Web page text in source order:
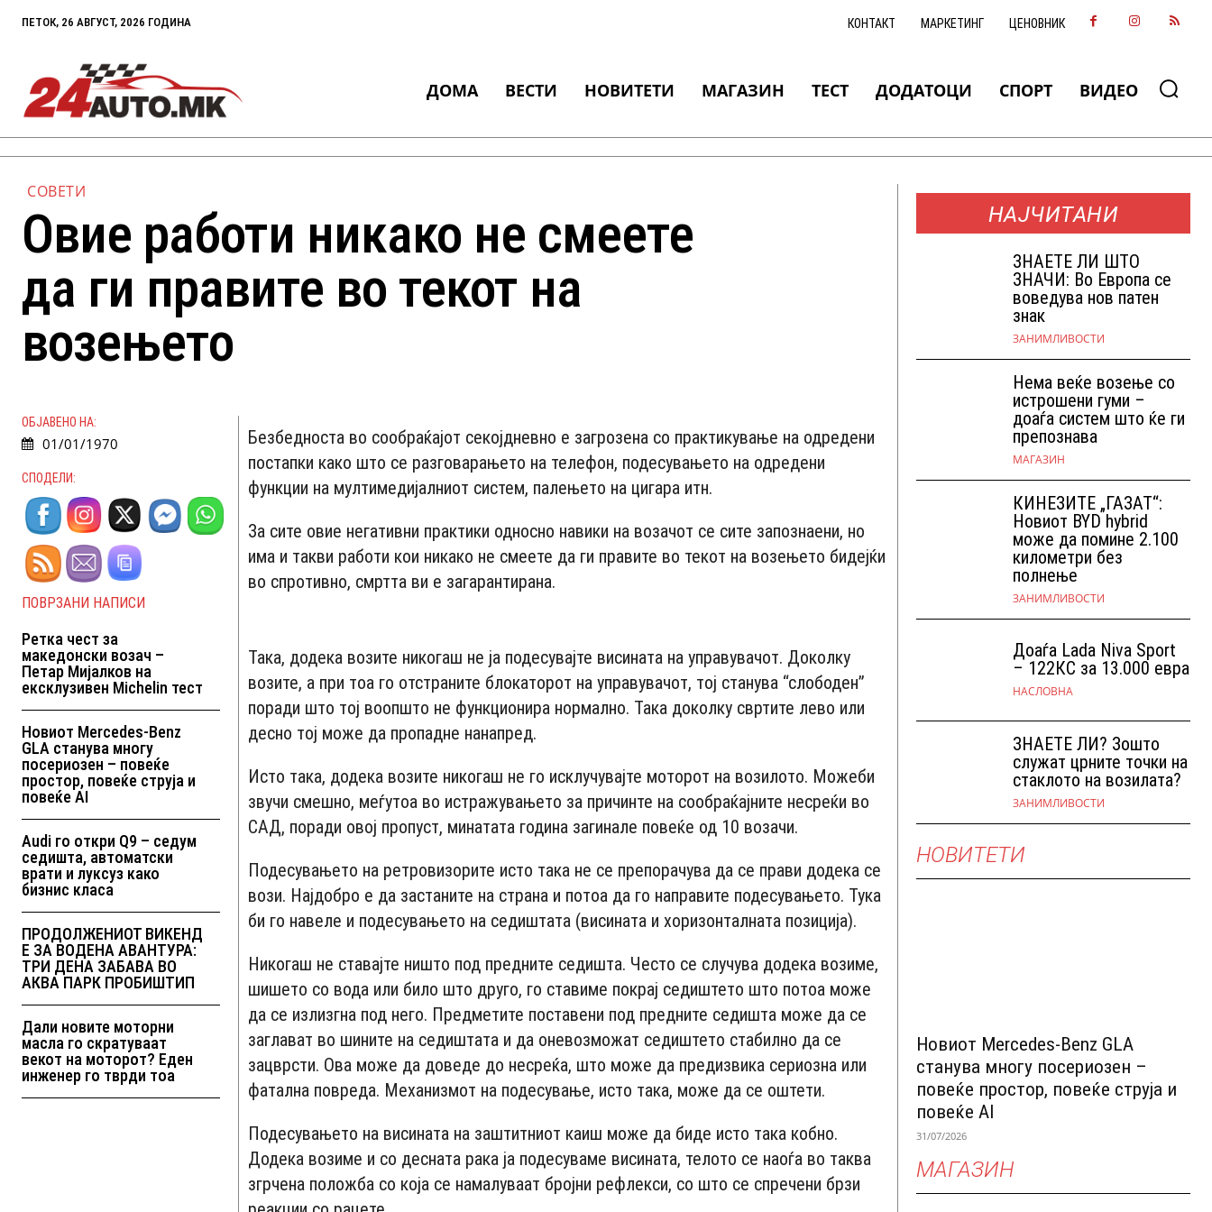
ПЕТОК, 26 АВГУСТ, 2026 ГОДИНА КОНТАКТ МАРКЕТИНГ ЦЕНОВНИК
ДОМА ВЕСТИ НОВИТЕТИ МАГАЗИН ТЕСТ ДОДАТОЦИ СПОРТ ВИДЕО
СОВЕТИ
Овие работи никако не смеете
да ги правите во текот на
возењето
ОБЈАВЕНО НА:
01/01/1970
СПОДЕЛИ:
ПОВРЗАНИ НАПИСИ
Ретка чест за
македонски возач –
Петар Мијалков на
ексклузивен Michelin тест
Новиот Mercedes-Benz
GLA станува многу
посериозен – повеќе
простор, повеќе струја и
повеќе AI
Audi го откри Q9 – седум
седишта, автоматски
врати и луксуз како
бизнис класа
ПРОДОЛЖЕНИОТ ВИКЕНД
Е ЗА ВОДЕНА АВАНТУРА:
ТРИ ДЕНА ЗАБАВА ВО
АКВА ПАРК ПРОБИШТИП
Дали новите моторни
масла го скратуваат
векот на моторот? Еден
инженер го тврди тоа
Безбедноста во сообраќајот секојдневно е загрозена со практикување на одредени
постапки како што се разговарањето на телефон, подесувањето на одредени
функции на мултимедијалниот систем, палењето на цигара итн.
За сите овие негативни практики односно навики на возачот се сите запознаени, но
има и такви работи кои никако не смеете да ги правите во текот на возењето бидејќи
во спротивно, смртта ви е загарантирана.
Така, додека возите никогаш не ја подесувајте висината на управувачот. Доколку
возите, а при тоа го отстраните блокаторот на управувачот, тој станува “слободен”
поради што тој воопшто не функционира нормално. Така доколку свртите лево или
десно тој може да пропадне нанапред.
Исто така, додека возите никогаш не го исклучувајте моторот на возилото. Можеби
звучи смешно, меѓутоа во истражувањето за причинте на сообраќајните несреќи во
САД, поради овој пропуст, минатата година загинале повеќе од 10 возачи.
Подесувањето на ретровизорите исто така не се препорачува да се прави додека се
вози. Најдобро е да застаните на страна и потоа да го направите подесувањето. Тука
би го навеле и подесувањето на седиштата (висината и хоризонталната позиција).
Никогаш не ставајте ништо под предните седишта. Често се случува додека возиме,
шишето со вода или било што друго, го ставиме покрај седиштето што потоа може
да се излизгна под него. Предметите поставени под предните седишта може да се
заглават во шините на седиштата и да оневозможат седиштето стабилно да се
зацврсти. Ова може да доведе до несреќа, што може да предизвика сериозна или
фатална повреда. Механизмот на подесување, исто така, може да се оштети.
Подесувањето на висината на заштитниот каиш може да биде исто така кобно.
Додека возиме и со десната рака ја подесуваме висината, телото се наоѓа во таква
згрчена положба со која се намалуваат бројни рефлекси, со што се спречени брзи
НАЈЧИТАНИ
ЗНАEТЕ ЛИ ШТО
ЗНАЧИ: Во Европа се
воведува нов патен
знак
ЗАНИМЛИВОСТИ
Нема веќе возење со
истрошени гуми –
доаѓа систем што ќе ги
препознава
МАГАЗИН
КИНЕЗИТЕ „ГАЗАТ“:
Новиот BYD hybrid
може да помине 2.100
километри без
полнење
ЗАНИМЛИВОСТИ
Доаѓа Lada Niva Sport
– 122КС за 13.000 евра
НАСЛОВНА
ЗНАЕТЕ ЛИ? Зошто
служат црните точки на
стаклото на возилата?
ЗАНИМЛИВОСТИ
НОВИТЕТИ
Новиот Mercedes-Benz GLA
станува многу посериозен –
повеќе простор, повеќе струја и
повеќе AI
31/07/2026
МАГАЗИН